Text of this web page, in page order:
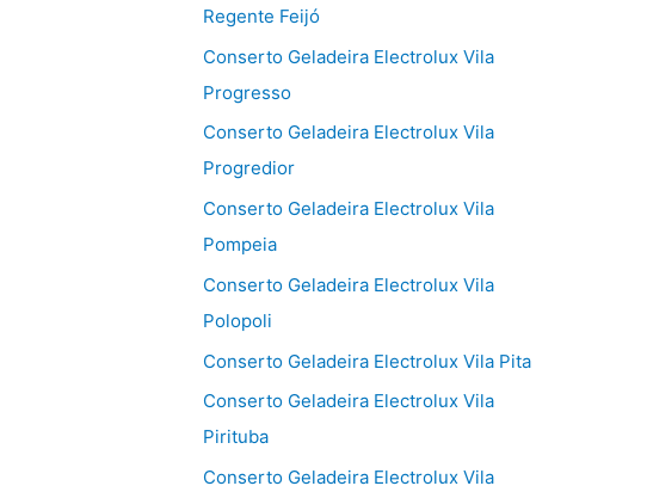
Regente Feijó
Conserto Geladeira Electrolux Vila
Progresso
Conserto Geladeira Electrolux Vila
Progredior
Conserto Geladeira Electrolux Vila
Pompeia
Conserto Geladeira Electrolux Vila
Polopoli
Conserto Geladeira Electrolux Vila Pita
Conserto Geladeira Electrolux Vila
Pirituba
Conserto Geladeira Electrolux Vila